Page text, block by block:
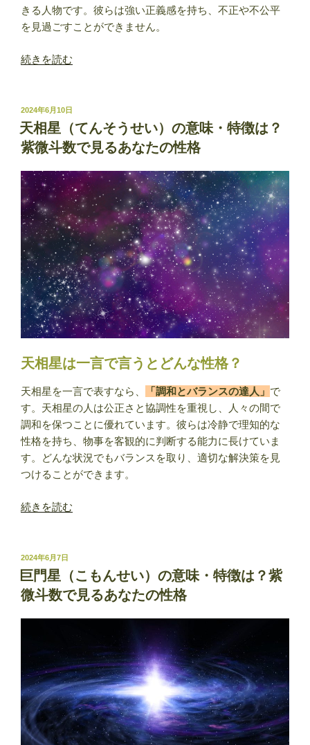
あ
な
の
の
きる人物です。彼らは強い正義感を持ち、不正や不公平
を見過ごすことができません。
“天
（て
ん
り
ょ
う
せ
い）
の
意
味・
特
徴
は？
紫
微
斗
で
見
る
あ
な
た
性
続きを読む
投
稿
日:
2024年6月10日
天相星（てんそうせい）の意味・特徴は？
紫微斗数で見るあなたの性格
天相星は一言で言うとどんな性格？
天相星を一言で表すなら、 「調和とバランスの達人」 で
す。天相星の人は公正さと協調性を重視し、人々の間で
調和を保つことに優れています。彼らは冷静で理知的な
性格を持ち、物事を客観的に判断する能力に長けていま
す。どんな状況でもバランスを取り、適切な解決策を見
つけることができます。
“天
（て
ん
そ
う
せ
の
意
味・
特
徴
は？
続きを読む
投
稿
日:
2024年6月7日
巨門星（こもんせい）の意味・特徴は？紫
微斗数で見るあなたの性格